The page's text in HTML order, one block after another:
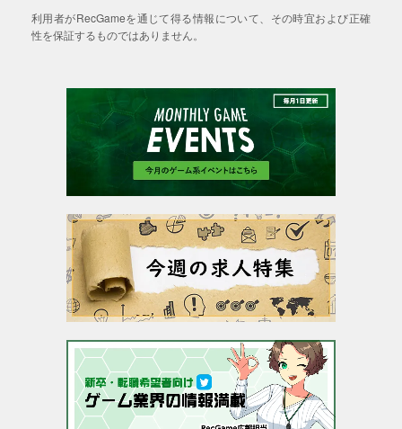
利用者がRecGameを通じて得る情報について、その時宜および正確
性を保証するものではありません。